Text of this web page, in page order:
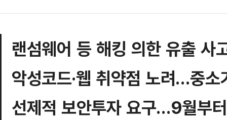
랜섬웨어 등 해킹 의한 유출 사
악성코드·웹 취약점 노려…중
선제적 보안투자 요구…9월부